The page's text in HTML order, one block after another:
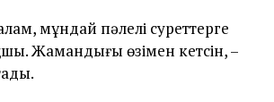
мұндай пәлелі суреттерге
Жамандығы өзімен кетсін, –